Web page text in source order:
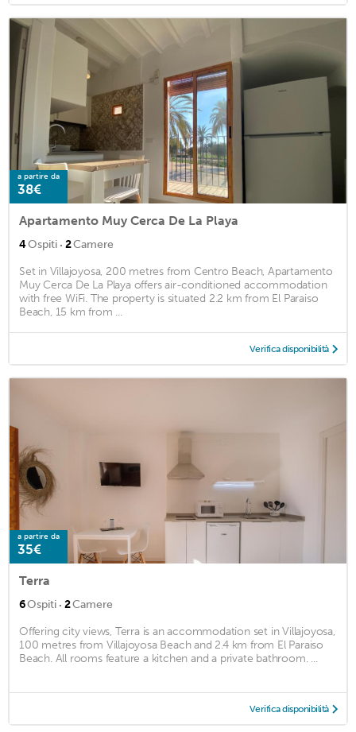
a partire da
38€
Apartamento Muy Cerca De La Playa
4Ospiti · 2Camere
Set in Villajoyosa, 200 metres from Centro Beach, Apartamento
Muy Cerca De La Playa offers air-conditioned accommodation
with free WiFi. The property is situated 2.2 km from El Paraiso
Beach, 15 km from ...
Verifica disponibilità
a partire da
35€
Terra
6Ospiti · 2Camere
Offering city views, Terra is an accommodation set in Villajoyosa,
100 metres from Villajoyosa Beach and 2.4 km from El Paraiso
Beach. All rooms feature a kitchen and a private bathroom. ...
Verifica disponibilità